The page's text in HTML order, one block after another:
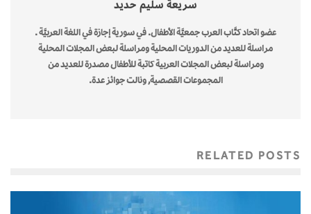
سريعة سليم حديد
عضو اتحاد كتَّاب العرب جمعيَّة الأطفال. في سورية إجازة في اللغة العربيَّة .
مراسلة للعديد من الدوريات المحلية ومراسلة لبعض المجلات المحلية
ومراسلة لبعض المجلات العربية كاتبة للأطفال مصدرة للعديد من
المجموعات القصصية, ونالت جوائز عدة.
RELATED POSTS